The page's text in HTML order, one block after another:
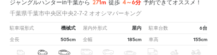
ジャングルハンターin千葉から 271m 徒歩 4～6分 予約できてオススメ！
千葉県千葉市中央区中央2-7-2 オオシマパーキング
駐車場形式 機械式 屋内外形式 屋内 駐車台数 6台
全長 505cm 全幅 185cm 車高 155cm